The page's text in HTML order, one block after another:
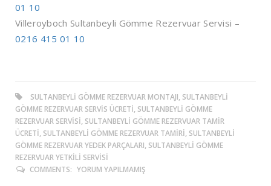
01 10
Villeroyboch Sultanbeyli Gömme Rezervuar Servisi –
0216 415 01 10
SULTANBEYLI GÖMME REZERVUAR MONTAJI, SULTANBEYLI
GÖMME REZERVUAR SERVIS ÜCRETI, SULTANBEYLI GÖMME
REZERVUAR SERVISI, SULTANBEYLI GÖMME REZERVUAR TAMIR
ÜCRETI, SULTANBEYLI GÖMME REZERVUAR TAMIRI, SULTANBEYLI
GÖMME REZERVUAR YEDEK PARÇALARI, SULTANBEYLI GÖMME
REZERVUAR YETKILI SERVISI
COMMENTS: YORUM YAPILMAMIŞ